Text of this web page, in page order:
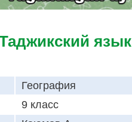
язык
География
9 класс